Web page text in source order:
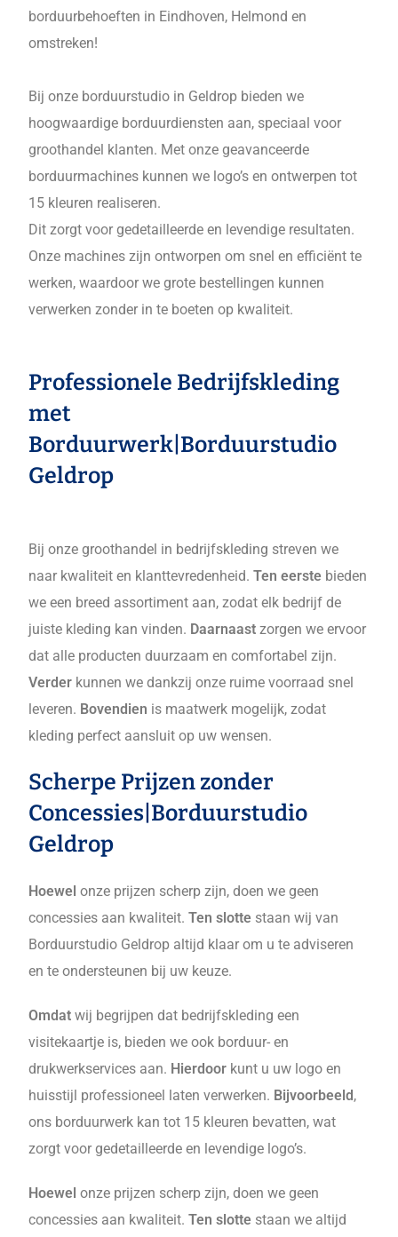
borduurbehoeften in Eindhoven, Helmond en
omstreken!
Bij onze borduurstudio in Geldrop bieden we
hoogwaardige borduurdiensten aan, speciaal voor
groothandel klanten. Met onze geavanceerde
borduurmachines kunnen we logo’s en ontwerpen tot
15 kleuren realiseren.
Dit zorgt voor gedetailleerde en levendige resultaten.
Onze machines zijn ontworpen om snel en efficiënt te
werken, waardoor we grote bestellingen kunnen
verwerken zonder in te boeten op kwaliteit.
Professionele Bedrijfskleding
met
Borduurwerk|Borduurstudio
Geldrop
Bij onze groothandel in bedrijfskleding streven we
naar kwaliteit en klanttevredenheid.Ten eerste bieden
we een breed assortiment aan, zodat elk bedrijf de
juiste kleding kan vinden. Daarnaast zorgen we ervoor
dat alle producten duurzaam en comfortabel zijn.
Verder kunnen we dankzij onze ruime voorraad snel
leveren. Bovendien is maatwerk mogelijk, zodat
kleding perfect aansluit op uw wensen.
Scherpe Prijzen zonder
Concessies|Borduurstudio
Geldrop
Hoewel onze prijzen scherp zijn, doen we geen
concessies aan kwaliteit.Ten slotte staan wij van
Borduurstudio Geldrop altijd klaar om u te adviseren
en te ondersteunen bij uw keuze.
Omdat wij begrijpen dat bedrijfskleding een
visitekaartje is, bieden we ook borduur- en
drukwerkservices aan. Hierdoor kunt u uw logo en
huisstijl professioneel laten verwerken. Bijvoorbeeld,
ons borduurwerk kan tot 15 kleuren bevatten, wat
zorgt voor gedetailleerde en levendige logo’s.
Hoewel onze prijzen scherp zijn, doen we geen
concessies aan kwaliteit.Ten slotte staan we altijd